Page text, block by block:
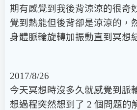
期有感覺到我後背涼涼的很奇
覺到熱能但後背卻是涼涼的，
身體脈輪旋轉加振動直到冥想
2017/8/26
今天冥想時沒多久就感覺到脈
想過程突然想到了 2 個問題的